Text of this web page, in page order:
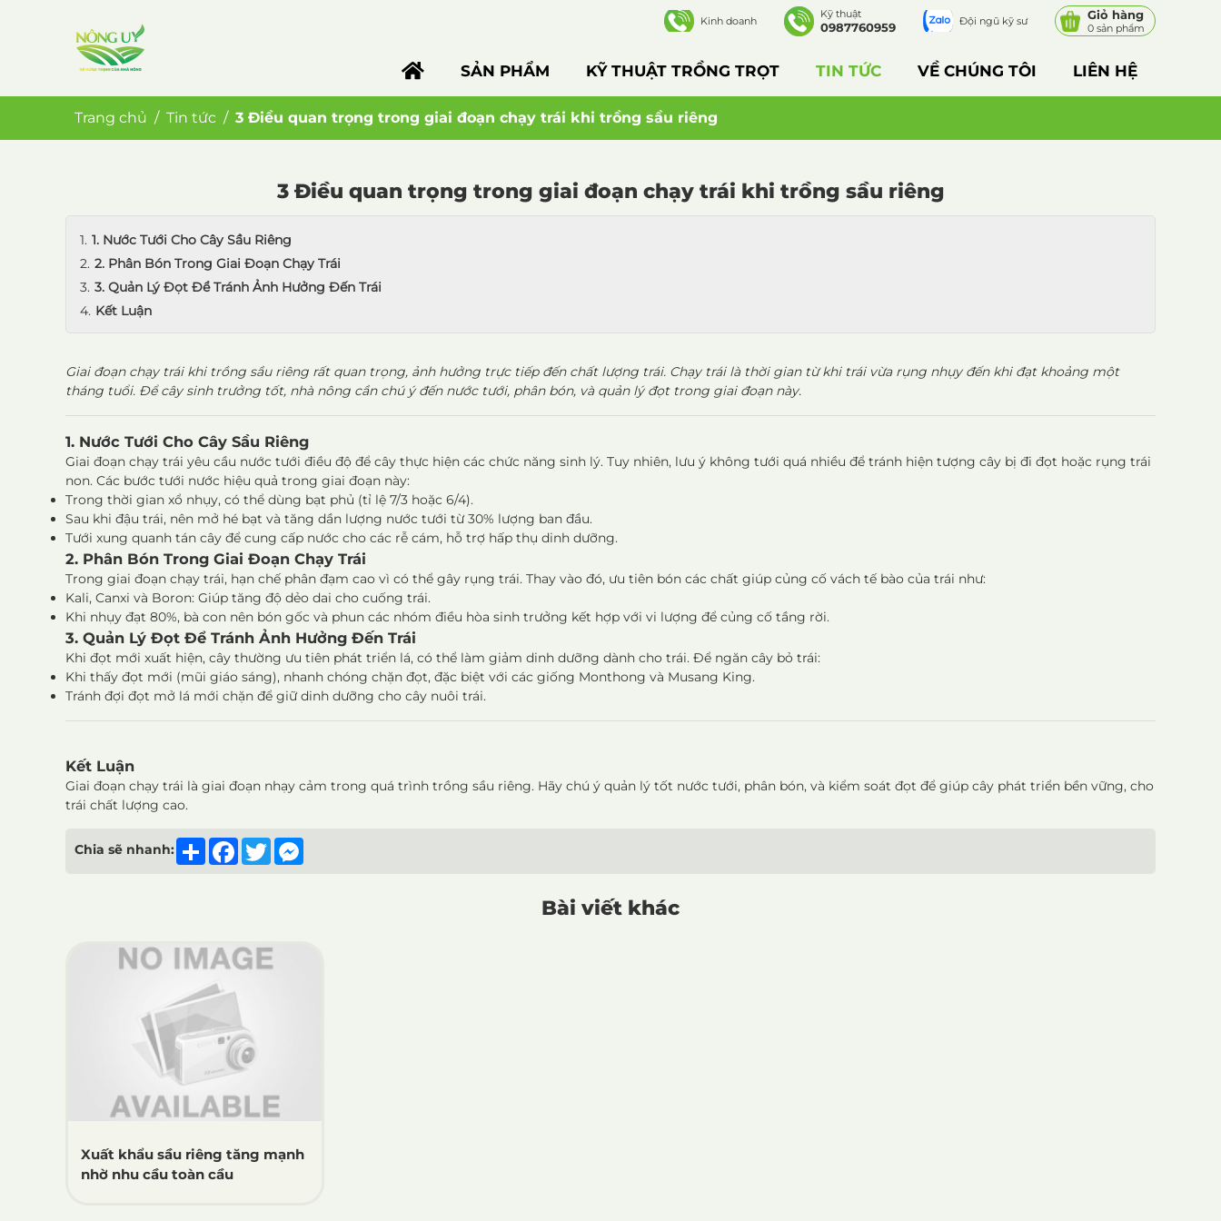
Kinh doanh
Kỹ thuật
0987760959 Đội ngũ kỹ sư Giỏ hàng
0 sản phẩm
SẢN PHẨM KỸ THUẬT TRỒNG TRỌT TIN TỨC VỀ CHÚNG TÔI LIÊN HỆ
Trang chủ Tin tức 3 Điều quan trọng trong giai đoạn chạy trái khi trồng sầu riêng
3 Điều quan trọng trong giai đoạn chạy trái khi trồng sầu riêng
1. Nước Tưới Cho Cây Sầu Riêng
2. Phân Bón Trong Giai Đoạn Chạy Trái
3. Quản Lý Đọt Để Tránh Ảnh Hưởng Đến Trái
Kết Luận
Giai đoạn chạy tráikhi trồng sầu riêng rất quan trọng, ảnh hưởng trực tiếp đến chất lượng trái. Chạy tráilà thời gian từ khi trái vừa rụng nhụy đến khi đạt khoảng một
tháng tuổi. Để cây sinh trưởng tốt, nhà nông cần chú ý đến nước tưới, phân bón, và quản lý đọttrong giai đoạn này.
1. Nước Tưới Cho Cây Sầu Riêng
Giai đoạn chạy trái yêu cầu nước tưới điều độ để cây thực hiện các chức năng sinh lý. Tuy nhiên, lưu ý không tưới quá nhiều để tránh hiện tượng cây bị đi đọt hoặc rụng trái
non. Các bước tưới nước hiệu quả trong giai đoạn này:
Trong thời gian xổ nhụy, có thể dùng bạt phủ (tỉ lệ 7/3 hoặc 6/4).
Sau khi đậu trái, nên mở hé bạt và tăng dần lượng nước tưới từ 30% lượng ban đầu.
Tưới xung quanh tán cây để cung cấp nước cho các rễ cám, hỗ trợ hấp thụ dinh dưỡng.
2. Phân Bón Trong Giai Đoạn Chạy Trái
Trong giai đoạn chạy trái, hạn chế phân đạm cao vì có thể gây rụng trái. Thay vào đó, ưu tiên bón các chất giúp củng cố vách tế bào của trái như:
Kali, Canxi và Boron: Giúp tăng độ dẻo dai cho cuống trái.
Khi nhụy đạt 80%, bà con nên bón gốc và phun các nhóm điều hòa sinh trưởng kết hợp với vi lượng để củng cố tầng rời.
3. Quản Lý Đọt Để Tránh Ảnh Hưởng Đến Trái
Khi đọt mới xuất hiện, cây thường ưu tiên phát triển lá, có thể làm giảm dinh dưỡng dành cho trái. Để ngăn cây bỏ trái:
Khi thấy đọt mới (mũi giáo sáng), nhanh chóng chặn đọt, đặc biệt với các giống Monthong và Musang King.
Tránh đợi đọt mở lá mới chặn để giữ dinh dưỡng cho cây nuôi trái.
Kết Luận
Giai đoạn chạy trái là giai đoạn nhạy cảm trong quá trình trồng sầu riêng. Hãy chú ý quản lý tốt nước tưới, phân bón, và kiểm soát đọt để giúp cây phát triển bền vững, cho
trái chất lượng cao.
Chia sẽ nhanh: Share Facebook
Twitter
Bài viết khác
Xuất khẩu sầu riêng tăng mạnh
nhờ nhu cầu toàn cầu